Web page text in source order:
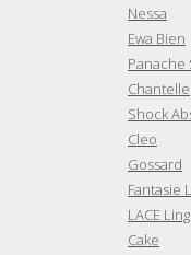
Nessa
Ewa Bien
Panache
Chantelle
Shock
Cleo
Gossard
Fantasie
LACE
Cake